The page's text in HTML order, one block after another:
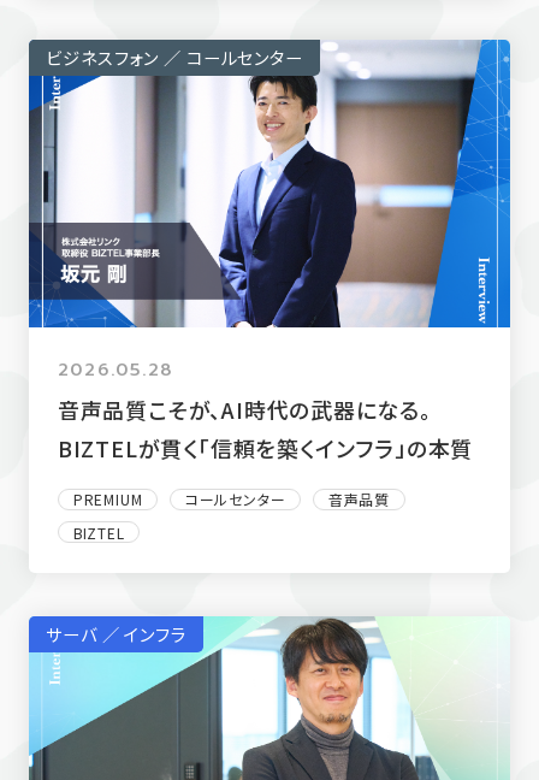
ビジネスフォン ／ コールセンター
2026.05.28
音声品質こそが、AI時代の武器になる。
BIZTELが貫く「信頼を築くインフラ」の本質
PREMIUM コールセンター
音声品質
BIZTEL
サーバ ／ インフラ